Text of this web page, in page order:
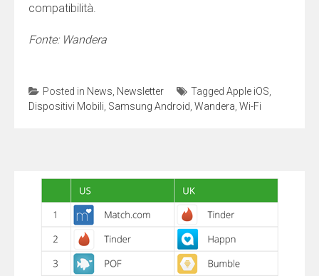
compatibilità.
Fonte: Wandera
Posted in News Newsletter Tagged Apple iOS
Dispositivi Mobili Samsung Android Wandera Wi-Fi